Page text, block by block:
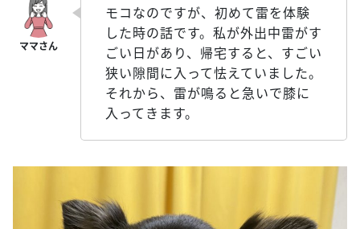
モコなのですが、初めて雷を体験
した時の話です。私が外出中雷がす
ごい日があり、帰宅すると、すごい
狭い隙間に入って怯えていました。
それから、雷が鳴ると急いで膝に
入ってきます。